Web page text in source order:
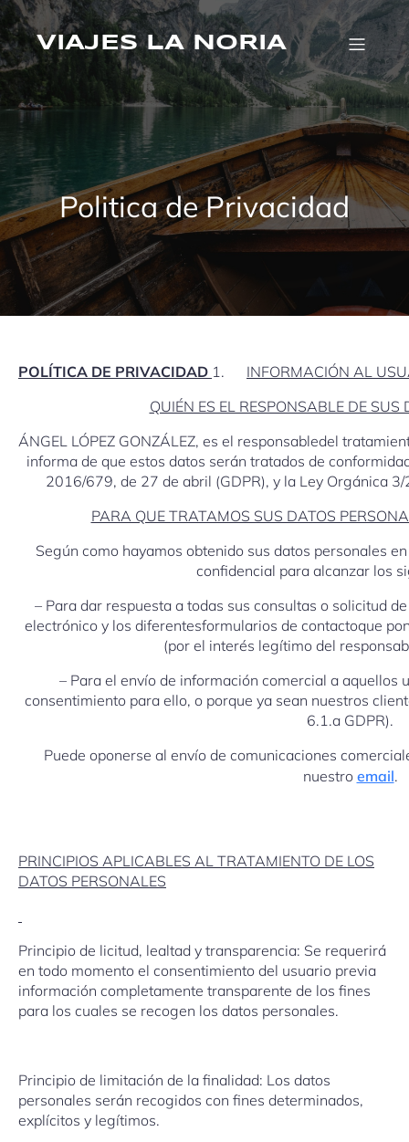
Saltar
contenidoVIAJES LA NORIA
Politica de Privacidad
POLÍTICA DE PRIVACIDAD 1. INFORMACIÓN AL
QUIÉN ES EL RESPONSABLE DE SUS
ÁNGEL LÓPEZ GONZÁLEZ, es el responsabledel
informa de que estos datos serán tratados de
2016/679, de 27 de abril (GDPR), y la Ley Orgánica
PARA QUE TRATAMOS SUS DATOS
Según como hayamos obtenido sus datos personales
confidencial para alcanzar los
– Para dar respuesta a todas sus consultas o solicitud
electrónico y los diferentesformularios de contactoque
(por el interés legítimo del
– Para el envío de información comercial a aquellos
consentimiento para ello, o porque ya sean nuestros
6.1.a GDPR).
Puede oponerse al envío de comunicaciones
nuestro email.
PRINCIPIOS APLICABLES AL TRATAMIENTO DE LOS
DATOS PERSONALES
Principio de licitud, lealtad y transparencia: Se requerirá
en todo momento el consentimiento del usuario previa
información completamente transparente de los fines
para los cuales se recogen los datos personales.
Principio de limitación de la finalidad: Los datos
personales serán recogidos con fines determinados,
explícitos y legítimos.